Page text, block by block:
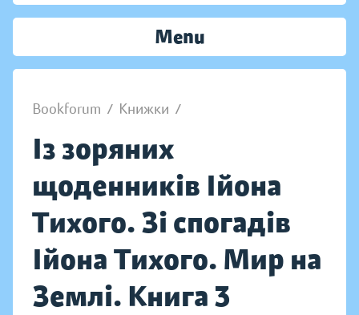
Menu
Bookforum / Книжки /
Із зоряних
щоденників Ійона
Тихого. Зі спогадів
Ійона Тихого. Мир на
Землі. Книга 3